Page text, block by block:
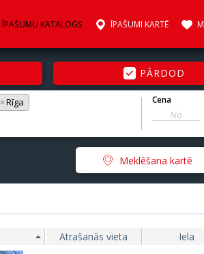
ĪPAŠUMU KATALOGS ĪPAŠUMI KARTĒ
PĀRDOD
×Rīga
Cena
Meklēšana kartē
Atrašanās vieta Iela